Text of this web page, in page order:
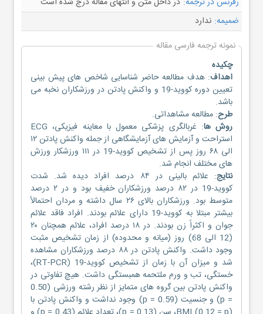
ضمیمه: ندارد
نمونه ترجمه فارسی مقاله
چکیده
اهداف: هدف مطالعه حاضر شناسایی شاخص های پیش بینی
تعیین دوره کووید-19 و واکنش پادتن در ورزشکاران نخبه می
باشد.
طرح: مطالعه مشاهداتی.
روش ها
: غربالگری پزشکی معمول با معاینه فیزیکی، ECG
استراحت و آزمایش های آزمایشگاهی از جمله واکنش پادتن ۱۲
الی ۶۸ روز پس از تشخیص کووید-19 در ۱۱۱ ورزشکار ورزش
های مختلف انجام شد.
نتایج
: علائم بالینی در ۸۴ درصد افراد دیده شد. شدت
کووید-19 در ۸۲ درصد ورزشکاران خفیف بود و در ۲ درصد
متوسط بود. ورزشکاران بالای ۲۶ سال داشته و مردان احتمالاً
بیشتر مبتلا به کووید-19 دارای علائم بودند. افراد فاقد علائم
جوان و اکثراً زن بودند. در ۱۸ درصد افراد، علائم همچنان ۲۰
(12 الی 68) روز (میانه و محدوده) از زمان تشخیص مثبت
وجود داشت. واکنش پادتن در ۸۸ درصد ورزشکاران مشاهده
شد و میزان آن با زمان از تشخیص کووید-19 (RT-PCR)،
خستگی، تب و ورم ملتحمه همبستگی داشت. هیچ تفاوتی در
واکنش پادتن بین گروه های متمایز از نظر رشته ورزشی (0.50
= p) و جنسیت (0.59 = p) وجود نداشت و واکنش پادتن با